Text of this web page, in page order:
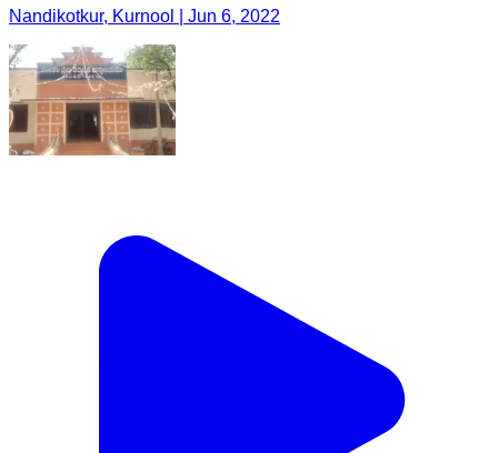
Nandikotkur, Kurnool | Jun 6, 2022